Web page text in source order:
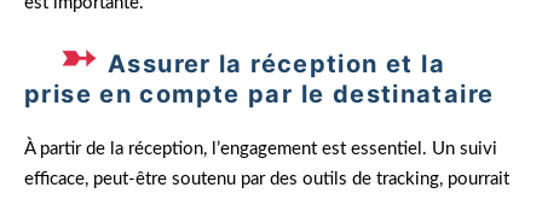
Assurer la réception et la
prise en compte par le destinataire
À partir de la réception, l’engagement est essentiel. Un suivi
efficace, peut-être soutenu par des outils de tracking, pourrait